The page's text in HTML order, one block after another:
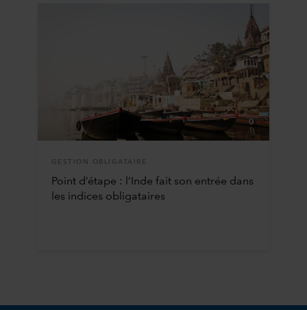
GESTION OBLIGATAIRE
Point d’étape : l’Inde fait son entrée dans
les indices obligataires